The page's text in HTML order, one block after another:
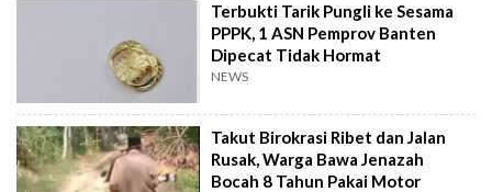
Terbukti Tarik Pungli ke Sesama
PPPK, 1 ASN Pemprov Banten
Dipecat Tidak Hormat
NEWS
Takut Birokrasi Ribet dan Jalan
Rusak, Warga Bawa Jenazah
Bocah 8 Tahun Pakai Motor